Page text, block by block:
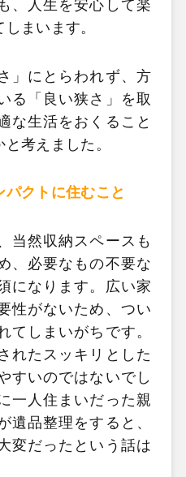
、人生を安心して楽
まいます。
」にとらわれず、方
る「良い狭さ」を取
な生活をおくること
考えました。
クトに住むこと
当然収納スペースも
、必要なもの不要な
になります。広い家
性がないため、つい
てしまいがちです。
れたスッキリとした
すいのではないでし
一人住まいだった親
遺品整理をすると、
変だったという話は